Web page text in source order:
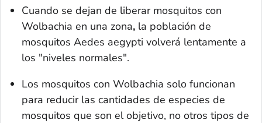
Cuando se dejan de liberar mosquitos con
Wolbachia en una zona, la población de
mosquitos Aedes aegypti volverá lentamente a
los "niveles normales".
Los mosquitos con Wolbachia solo funcionan
para reducir las cantidades de especies de
mosquitos que son el objetivo, no otros tipos de